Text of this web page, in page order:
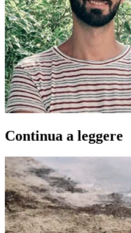
Continua a leggere